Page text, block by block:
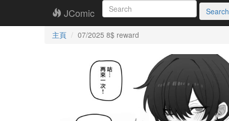
JComic Search
主頁 07/2025 8$ reward